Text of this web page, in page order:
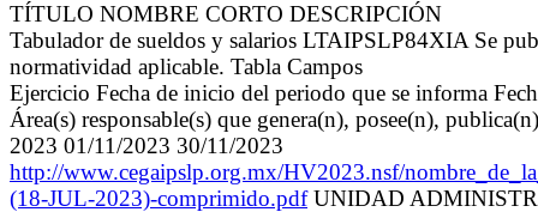
TÍTULO NOMBRE CORTO DESCRIPCIÓN
Tabulador de sueldos y salarios LTAIPSLP84XIA Se
normatividad aplicable. Tabla Campos
Ejercicio Fecha de inicio del periodo que se informa
Área(s) responsable(s) que genera(n), posee(n),
2023 01/11/2023 30/11/2023
http://www.cegaipslp.org.mx/HV2023.nsf/
(18-JUL-2023)-comprimido.pdfUNIDAD